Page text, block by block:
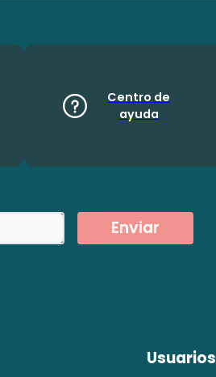
Centro de
ayuda
Enviar
Usuarios